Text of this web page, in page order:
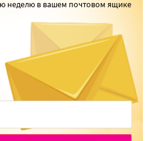
неделю в вашем почтовом ящике